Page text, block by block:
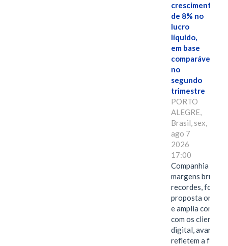
crescimento
de 8% no
lucro
líquido,
em base
comparável,
no
segundo
trimestre
PORTO
ALEGRE,
Brasil, sex,
ago 7
2026
17:00
Companhia
margens brutas
recordes,
proposta
e amplia
com os clientes
digital, avanços
refletem a força